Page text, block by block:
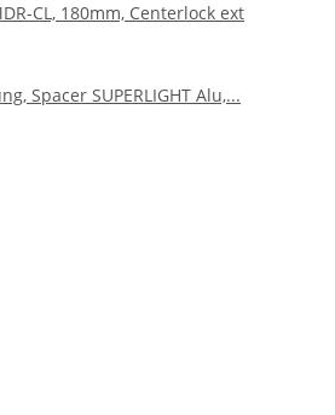
CL, 180mm, Centerlock ext